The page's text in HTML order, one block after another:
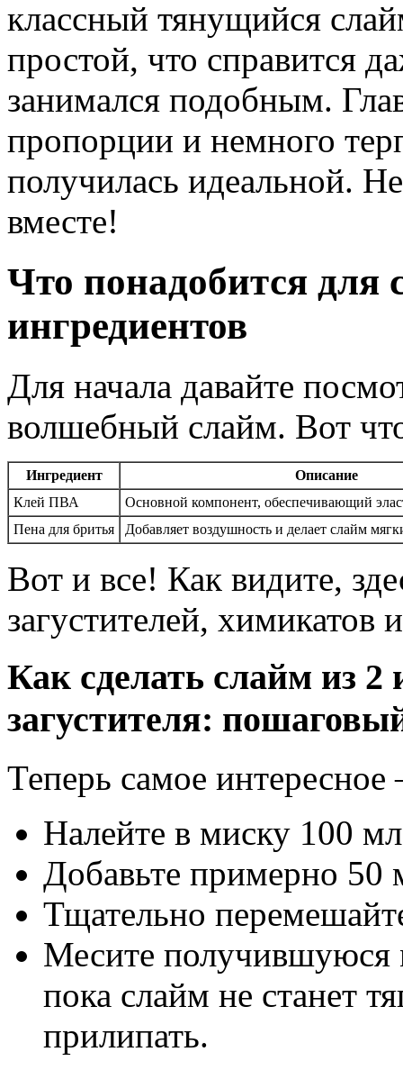
классный тянущийся
простой, что справится
занимался подобным.
пропорции и немного
получилась идеальной.
вместе!
Что понадобится для
ингредиентов
Для начала давайте
волшебный слайм. Вот
Ингредиент
Описание
Клей ПВА
Основной компонент, обеспечивающий
Пена для бритья
Добавляет воздушность и делает слайм
Вот и все! Как видите,
загустителей,
Как сделать слайм из 2
загустителя:
Теперь самое
Налейте в миску 100
Добавьте примерно 50
Тщательно
Месите получившуюся
пока слайм не станет
прилипать.